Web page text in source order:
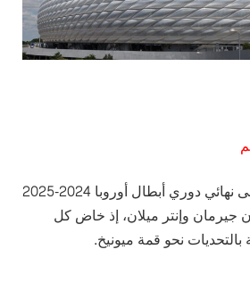
لم يكن طريق التأهل إلى نهائي دوري أبطال أوروبا 2024-2025
جيرمان وإنتر ميلان، إذ خاض كل
نحو قمة ميونيخ.